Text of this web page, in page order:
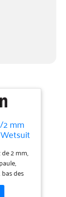
2 mm
2 mm,
des
feu DL